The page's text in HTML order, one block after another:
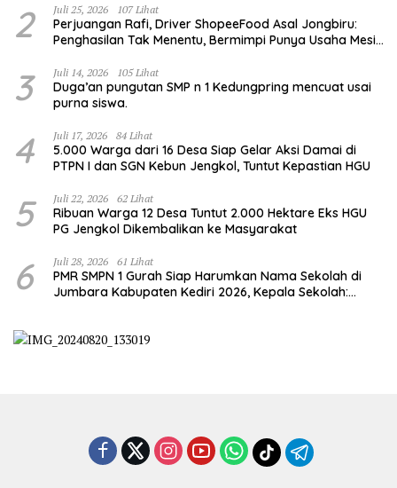
2 Juli 25, 2026 107 Lihat
Perjuangan Rafi, Driver ShopeeFood Asal Jongbiru:
Penghasilan Tak Menentu, Bermimpi Punya Usaha Mesin
3 Juli 14, 2026 105 Lihat
Duga’an pungutan SMP n 1 Kedungpring mencuat usai
purna siswa.
4 Juli 17, 2026 84 Lihat
5.000 Warga dari 16 Desa Siap Gelar Aksi Damai di
PTPN I dan SGN Kebun Jengkol, Tuntut Kepastian HGU
5 Juli 22, 2026 62 Lihat
Ribuan Warga 12 Desa Tuntut 2.000 Hektare Eks HGU
PG Jengkol Dikembalikan ke Masyarakat
6 Juli 28, 2026 61 Lihat
PMR SMPN 1 Gurah Siap Harumkan Nama Sekolah di
Jumbara Kabupaten Kediri 2026, Kepala Sekolah: